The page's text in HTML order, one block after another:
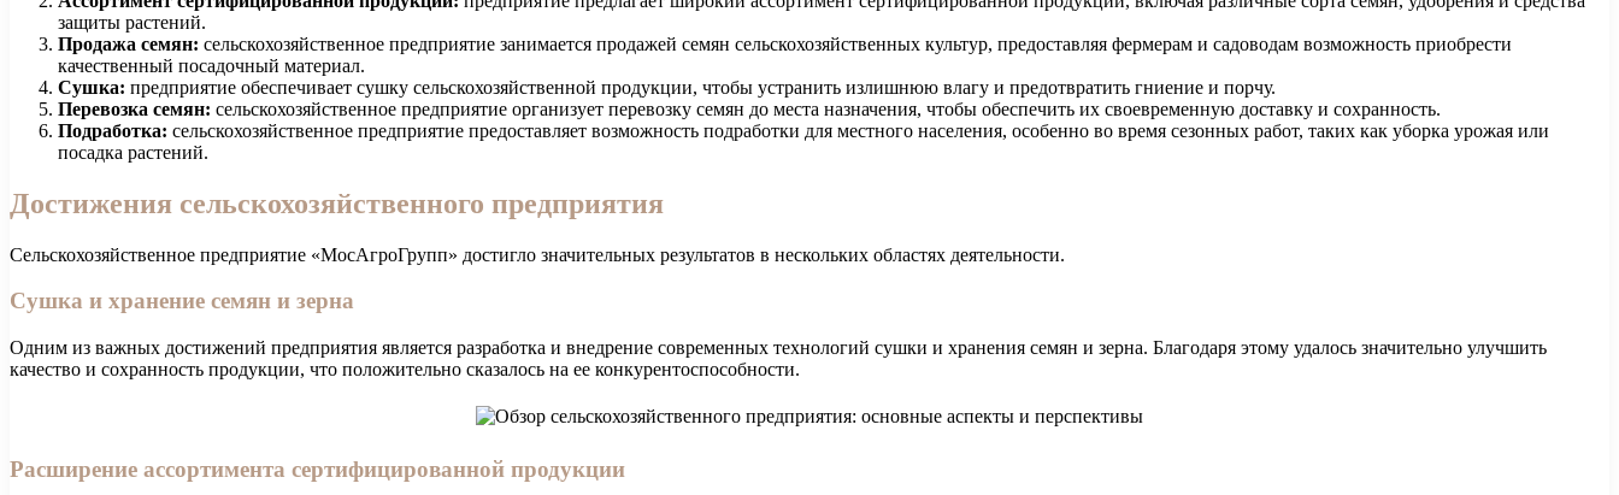
защиты растений.
Продажа семян: сельскохозяйственное предприятие занимается продажей семян сельскохозяйственных культур, предоставляя фермерам и садоводам возможность приобрести
качественный посадочный материал.
Сушка: предприятие обеспечивает сушку сельскохозяйственной продукции, чтобы устранить излишнюю влагу и предотвратить гниение и порчу.
Перевозка семян: сельскохозяйственное предприятие организует перевозку семян до места назначения, чтобы обеспечить их своевременную доставку и сохранность.
Подработка: сельскохозяйственное предприятие предоставляет возможность подработки для местного населения, особенно во время сезонных работ, таких как уборка урожая или
посадка растений.
Достижения сельскохозяйственного предприятия
Сельскохозяйственное предприятие «МосАгроГрупп» достигло значительных результатов в нескольких областях деятельности.
Сушка и хранение семян и зерна
Одним из важных достижений предприятия является разработка и внедрение современных технологий сушки и хранения семян и зерна. Благодаря этому удалось значительно улучшить
качество и сохранность продукции, что положительно сказалось на ее конкурентоспособности.
Расширение ассортимента сертифицированной продукции